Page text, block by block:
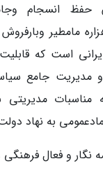
حفظ انسجام
مامطیر
است که
مدیریت جامع
مناسبات مدیریتی
به نهاد
نگار و فعال